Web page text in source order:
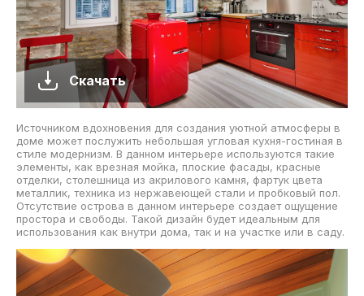
Скачать
Источником вдохновения для создания уютной атмосферы в
доме может послужить небольшая угловая кухня-гостиная в
стиле модернизм. В данном интерьере используются такие
элементы, как врезная мойка, плоские фасады, красные
отделки, столешница из акрилового камня, фартук цвета
металлик, техника из нержавеющей стали и пробковый пол.
Отсутствие острова в данном интерьере создает ощущение
простора и свободы. Такой дизайн будет идеальным для
использования как внутри дома, так и на участке или в саду.